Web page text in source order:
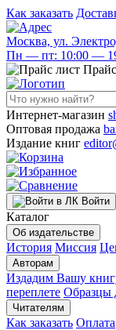
Как заказать
Москва, ул.
Пн — пт: 10:00 —
Интернет-магазин
Оптовая продажа
Издание книг
Войти
Каталог
Об издательстве
История Миссия
Авторам
Издадим Вашу
переплете Образцы
Читателям
Как заказать Оплата